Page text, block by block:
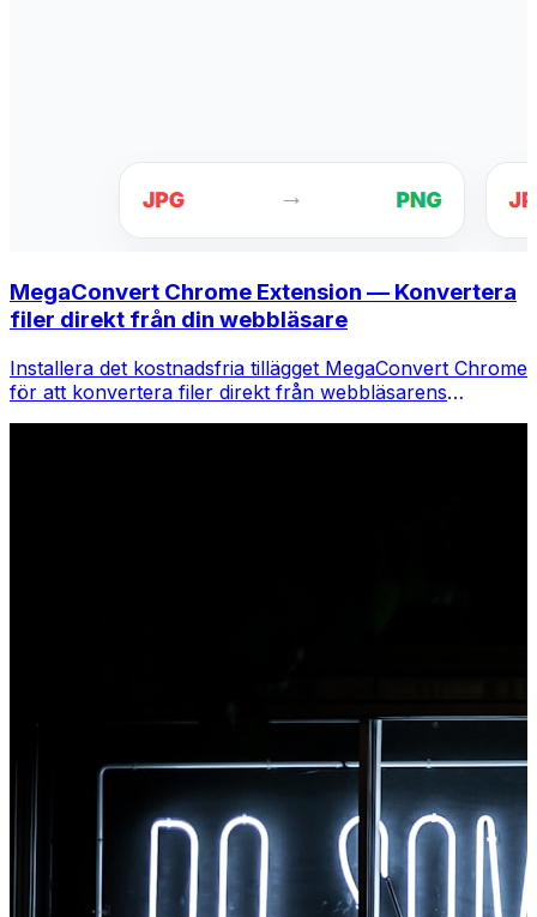
MegaConvert Chrome Extension — Konvertera
filer direkt från din webbläsare
Installera det kostnadsfria tillägget MegaConvert Chrome
för att konvertera filer direkt från webbläsarens